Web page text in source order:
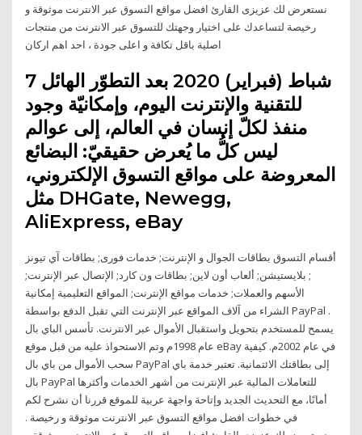
نستعرض لك عزيزى القارئ افضل مواقع التسوق عبر الانترنت موثوقة و
رخيصة لتساعدك على اختيار وجهتك للتسوق عبر الانترنت من منتجات
اصلية باقل تكافة و اعلى جودة ، احد اهم اركان
7 شباط (فبراير) 2020 بعد التطوّر الهائل
للتقنية والإنترنت اليوم، وإمكانيّة وجود
منفذ لكلّ إنسان في العالم، إلى عوالم
ليس كلُّ ما يُعرض حقيقيّ: البضائع
المعروضة على مواقع التسوق الإلكتروني،
مثل DHGate, Newegg,
AliExpress, eBay
أقسام التسوق بطاقات الجوال و الإنترنت; خدمات فورى; بطاقات آي تيونز
; بلايستيشن; ألعاب أون لاين; بطاقات ون كارد; الإتصال عبر الإنترنت;
الأسهم والعملات; خدمات مواقع الإنترنت; المواقع التعليمية إمكانية
الشراء من آلاف المواقع عبر الإنترنت التي تقبل الدفع بواسطة PayPal .
يسمح للمستخدم بتحويل واستقبال الأموال عبر الانترنت. تأسس الباي بال
عام 1998م وتم الاستحواذ عليه من قبل موقع eBay في عام 2002م. كيفية
سحب الأموال من باي بال PayPal إلى بطاقتك الائتمانية. تعتبر خدمة باي
بال PayPal للتعاملات المالية عبر الإنترنت من أشهر الخدمات وأكثرها
أمانًا، مع التحديث الجديد وإتاحة واجهة عربية للموقع قررنا أن نشرح لكم
في خطوات افضل مواقع التسوق عبر الانترنت موثوقة و رخيصة .